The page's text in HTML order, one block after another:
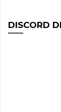
DISCORD